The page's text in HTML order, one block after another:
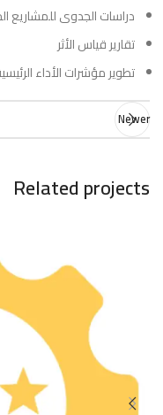
دراسات الجدوى للمشاريع
تقارير قياس الأثر
تطوير مؤشرات الأداء
Newer
Related projects